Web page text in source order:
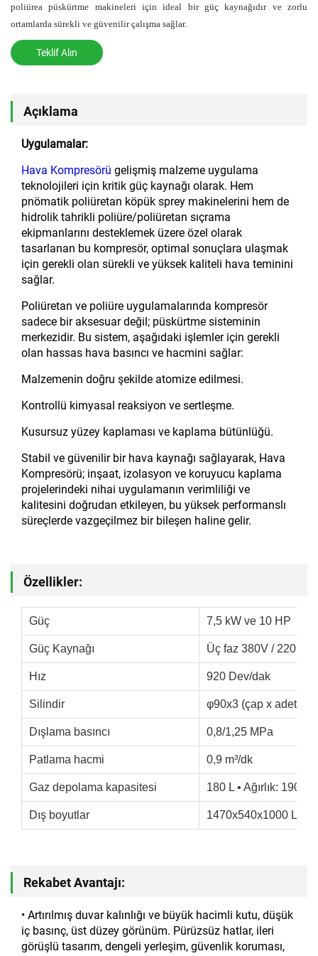
poliürea püskürtme makineleri için ideal bir güç kaynağıdır ve zorlu
ortamlarda sürekli ve güvenilir çalışma sağlar.
Teklif Alın
Açıklama
Uygulamalar:
Hava Kompresörü gelişmiş malzeme uygulama
teknolojileri için kritik güç kaynağı olarak. Hem
pnömatik poliüretan köpük sprey makinelerini hem de
hidrolik tahrikli poliüre/poliüretan sıçrama
ekipmanlarını desteklemek üzere özel olarak
tasarlanan bu kompresör, optimal sonuçlara ulaşmak
için gerekli olan sürekli ve yüksek kaliteli hava teminini
sağlar.
Poliüretan ve poliüre uygulamalarında kompresör
sadece bir aksesuar değil; püskürtme sisteminin
merkezidir. Bu sistem, aşağıdaki işlemler için gerekli
olan hassas hava basıncı ve hacmini sağlar:
Malzemenin doğru şekilde atomize edilmesi.
Kontrollü kimyasal reaksiyon ve sertleşme.
Kusursuz yüzey kaplaması ve kaplama bütünlüğü.
Stabil ve güvenilir bir hava kaynağı sağlayarak, Hava
Kompresörü; inşaat, izolasyon ve koruyucu kaplama
projelerindeki nihai uygulamanın verimliliği ve
kalitesini doğrudan etkileyen, bu yüksek performanslı
süreçlerde vazgeçilmez bir bileşen haline gelir.
Özellikler:
Güç 7,5 kW ve 10 HP
Güç Kaynağı Üç faz 380V / 220
Hız 920 Dev/dak
Silindir φ90x3 (çap x adet)
Dışlama basıncı 0,8/1,25 MPa
Patlama hacmi 0,9 m³/dk
Gaz depolama kapasitesi 180 L • Ağırlık: 190 kg
Dış boyutlar 1470x540x1000
Rekabet Avantajı:
• Artırılmış duvar kalınlığı ve büyük hacimli kutu, düşük
iç basınç, üst düzey görünüm. Pürüzsüz hatlar, ileri
görüşlü tasarım, dengeli yerleşim, güvenlik koruması,